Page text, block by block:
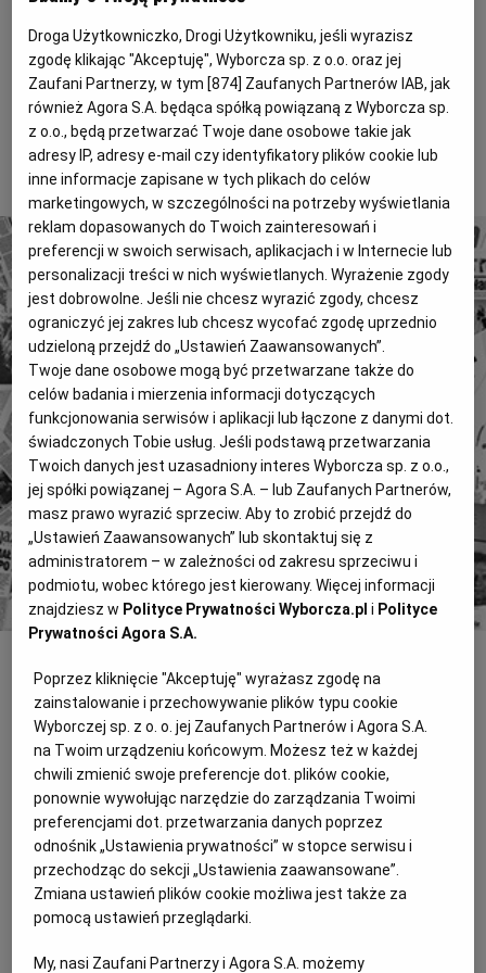
Wyborcza.biz Wysokie Obcasy
BIQdata Jutronauci
Archiwum Inne serwisy
nie? A dla mniejszości narodowych - nie? W
najlepszym razie naiwne są tłumaczenia redaktorów,
że to nie ukryta ksenofobia, lecz zwykły językowy
żart, coś jakby tytuł rozmówek typu "Angielski dla
Polaków"!
To tylko fragment artykułu. Aby czytać dalej, kup dostęp
poniżej.
4 miliony tekstów od 1989 roku.
Zyskaj dostęp do archiwalnych treści "Gazety
Wyborczej".
Znajdź historie, których szukasz.
Kup dostęp
lub Zaloguj się
INNE
POLSKI DLA POLAKÓW?!
Wystarczy, że kierownictwo redakcji na chwilę się zagapi i już
jacyś nieodpowiedzialni redaktorzy uruchamiają cykl o języku
polskim, który zupełnie kierownictwu się nie podoba. Co
GIERTYCH: TY NAD POZIOMY NIE
WYLATUJ
Maturalny absurd. Uczniowie rezygnują z ambitnej matury, bo jej
zdawanie się nie opłaca
Droga Użytkowniczko, Drogi Użytkowniku, jeśli wyrazisz
zgodę klikając "Akceptuję", Wyborcza sp. z o.o. oraz jej
Zaufani Partnerzy, w tym [874] Zaufanych Partnerów IAB, jak
również Agora S.A. będąca spółką powiązaną z Wyborcza sp.
z o.o., będą przetwarzać Twoje dane osobowe takie jak
adresy IP, adresy e-mail czy identyfikatory plików cookie lub
inne informacje zapisane w tych plikach do celów
marketingowych, w szczególności na potrzeby wyświetlania
reklam dopasowanych do Twoich zainteresowań i
preferencji w swoich serwisach, aplikacjach i w Internecie lub
personalizacji treści w nich wyświetlanych. Wyrażenie zgody
jest dobrowolne. Jeśli nie chcesz wyrazić zgody, chcesz
ograniczyć jej zakres lub chcesz wycofać zgodę uprzednio
udzieloną przejdź do „Ustawień Zaawansowanych”.
Twoje dane osobowe mogą być przetwarzane także do
celów badania i mierzenia informacji dotyczących
funkcjonowania serwisów i aplikacji lub łączone z danymi dot.
świadczonych Tobie usług. Jeśli podstawą przetwarzania
Twoich danych jest uzasadniony interes Wyborcza sp. z o.o.,
jej spółki powiązanej – Agora S.A. – lub Zaufanych Partnerów,
masz prawo wyrazić sprzeciw. Aby to zrobić przejdź do
„Ustawień Zaawansowanych” lub skontaktuj się z
administratorem – w zależności od zakresu sprzeciwu i
podmiotu, wobec którego jest kierowany. Więcej informacji
znajdziesz w Polityce Prywatności Wyborcza.pl i Polityce
Prywatności Agora S.A.
Poprzez kliknięcie "Akceptuję" wyrażasz zgodę na
zainstalowanie i przechowywanie plików typu cookie
Wyborczej sp. z o. o. jej Zaufanych Partnerów i Agora S.A.
na Twoim urządzeniu końcowym. Możesz też w każdej
chwili zmienić swoje preferencje dot. plików cookie,
ponownie wywołując narzędzie do zarządzania Twoimi
preferencjami dot. przetwarzania danych poprzez
odnośnik „Ustawienia prywatności” w stopce serwisu i
przechodząc do sekcji „Ustawienia zaawansowane”.
Zmiana ustawień plików cookie możliwa jest także za
pomocą ustawień przeglądarki.
My, nasi Zaufani Partnerzy i Agora S.A. możemy